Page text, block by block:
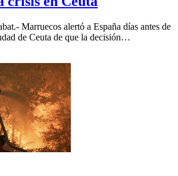
Marruecos alertó a España días antes de
de Ceuta de que la decisión…